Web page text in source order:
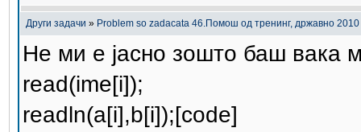
Други задачи » Problem so zadacata 46.Помош од тренинг, државно 2010
Не ми е јасно зошто баш вака
read(ime[i]);
readln(a[i],b[i]);[code]